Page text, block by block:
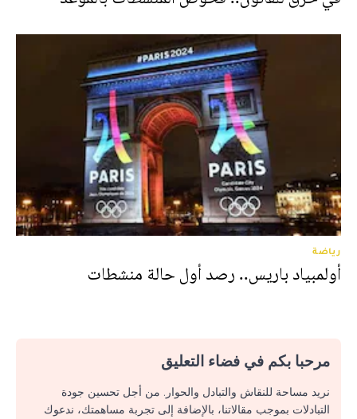
رياضة
أولمبياد باريس.. رصد أول حالة منشطات
مرحبا بكم في فضاء التعليق
نريد مساحة للنقاش والتبادل والحوار. من أجل تحسين جودة
التبادلات بموجب مقالاتنا، بالإضافة إلى تجربة مساهمتك، ندعوك